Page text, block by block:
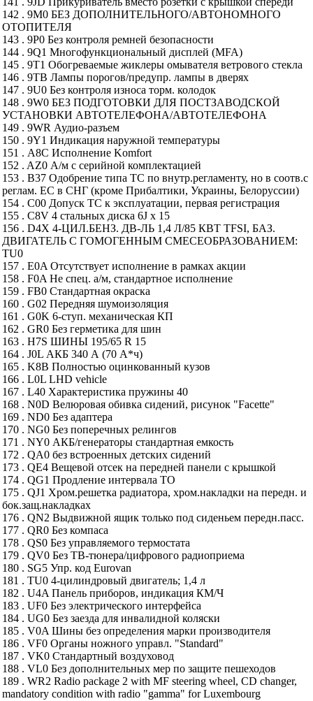
142 . 9M0 БЕЗ ДОПОЛНИТЕЛЬНОГО/АВТОНОМНОГО
ОТОПИТЕЛЯ
143 . 9P0 Без контроля ремней безопасности
144 . 9Q1 Многофункциональный дисплей (MFA)
145 . 9T1 Обогреваемые жиклеры омывателя ветрового стекла
146 . 9TB Лампы порогов/предупр. лампы в дверях
147 . 9U0 Без контроля износа торм. колодок
148 . 9W0 БЕЗ ПОДГОТОВКИ ДЛЯ ПОСТЗАВОДСКОЙ
УСТАНОВКИ АВТОТЕЛЕФОНА/АВТОТЕЛЕФОНА
149 . 9WR Аудио-разъем
150 . 9Y1 Индикация наружной температуры
151 . A8C Исполнение Komfort
152 . AZ0 А/м с серийной комплектацией
153 . B37 Одобрение типа ТС по внутр.регламенту, но в соотв.с
реглам. ЕС в СНГ (кроме Прибалтики, Украины, Белоруссии)
154 . C00 Допуск ТС к эксплуатации, первая регистрация
155 . C8V 4 стальных диска 6J x 15
156 . D4X 4-ЦИЛ.БЕНЗ. ДВ-ЛЬ 1,4 Л/85 КВТ ТFSI, БАЗ.
ДВИГАТЕЛЬ С ГОМОГЕННЫМ СМЕСЕОБРАЗОВАНИЕМ:
TU0
157 . E0A Отсутствует исполнение в рамках акции
158 . F0A Не спец. а/м, стандартное исполнение
159 . FB0 Стандартная окраска
160 . G02 Передняя шумоизоляция
161 . G0K 6-ступ. механическая КП
162 . GR0 Без герметика для шин
163 . H7S ШИНЫ 195/65 R 15
164 . J0L АКБ 340 А (70 А*ч)
165 . K8B Полностью оцинкованный кузов
166 . L0L LHD vehicle
167 . L40 Характеристика пружины 40
168 . N0D Велюровая обивка сидений, рисунок "Facette"
169 . ND0 Без адаптера
170 . NG0 Без поперечных релингов
171 . NY0 АКБ/генераторы стандартная емкость
172 . QA0 без встроенных детских сидений
173 . QE4 Вещевой отсек на передней панели с крышкой
174 . QG1 Продление интервала ТО
175 . QJ1 Хром.решетка радиатора, хром.накладки на передн. и
бок.защ.накладках
176 . QN2 Выдвижной ящик только под сиденьем передн.пасс.
177 . QR0 Без компаса
178 . QS0 Без управляемого термостата
179 . QV0 Без ТВ-тюнера/цифрового радиоприема
180 . SG5 Упр. код Eurovan
181 . TU0 4-цилиндровый двигатель; 1,4 л
182 . U4A Панель приборов, индикация КМ/Ч
183 . UF0 Без электрического интерфейса
184 . UG0 Без заезда для инвалидной коляски
185 . V0A Шины без определения марки производителя
186 . VF0 Органы ножного управл. "Standard"
187 . VK0 Стандартный воздуховод
188 . VL0 Без дополнительных мер по защите пешеходов
189 . WR2 Radio package 2 with MF steering wheel, CD changer,
mandatory condition with radio "gamma" for Luxembourg